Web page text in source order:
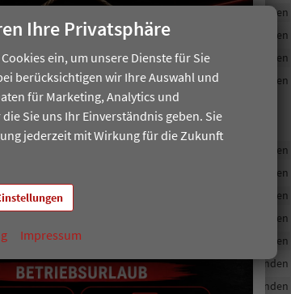
vorhanden
30 Farben
vorhanden
vorhanden
vorhanden
vorhanden
vorhanden
vorhanden
vorhanden
vorhanden
vorhanden
vorhanden
Ihre Privatsphäre
ein, um unsere Dienste für Sie
berücksichtigen wir Ihre Auswahl und
für Marketing, Analytics und
Sie uns Ihr Einverständnis geben. Sie
jederzeit mit Wirkung für die Zukunft
Impressum